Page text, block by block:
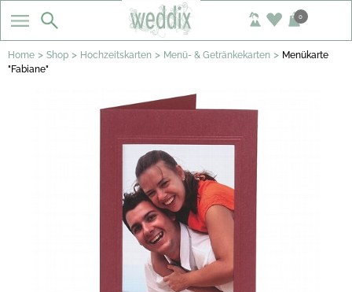
0
Home > Shop > Hochzeitskarten > Menü- & Getränkekarten > Menükarte
"Fabiane"